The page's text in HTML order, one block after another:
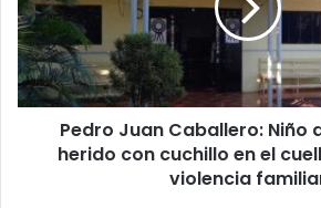
Pedro Juan Caballero: Niño
herido con cuchillo en el
violencia